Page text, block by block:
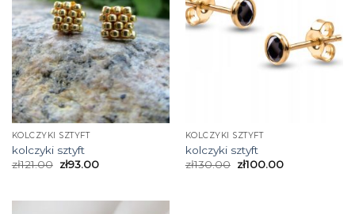
KOLCZYKI SZTYFT
kolczyki sztyft
zł121.00 zł93.00
KOLCZYKI SZTYFT
kolczyki sztyft
zł130.00 zł100.00